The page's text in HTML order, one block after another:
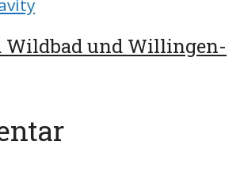
Wildbad und Willingen-